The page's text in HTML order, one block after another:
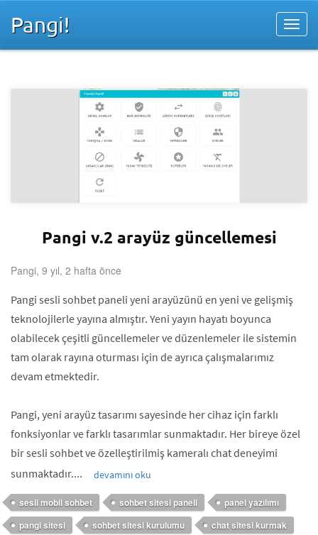
Pangi!
Pangi v.2 arayüz güncellemesi
Pangi, 9 yıl, 2 hafta önce
Pangi sesli sohbet paneli yeni arayüzünü en yeni ve gelişmiş
teknolojilerle yayına almıştır. Yeni yayın hayatı boyunca
olabilecek çeşitli güncellemeler ve düzenlemeler ile sistemin
tam olarak rayına oturması için de ayrıca çalışmalarımız
devam etmektedir.
Pangi, yeni arayüz tasarımı sayesinde her cihaz için farklı
fonksiyonlar ve farklı tasarımlar sunmaktadır. Her bireye özel
bir sesli sohbet ve özelleştirilmiş kameralı chat deneyimi
sunmaktadır....
devamını oku
sesli mobil sohbet sohbet sitesi paneli
panel yazılımı
pangi sitesi
sohbet sitesi kurulumu
chat sitesi kurmak